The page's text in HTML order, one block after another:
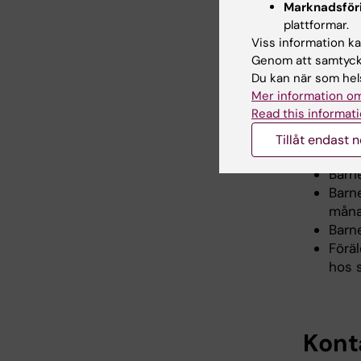
bärs
typen
mäta
nyligen
åringar i
hos
plattformar.
Viss information
Genom att
Du kan när som
Mer information
Read this
Tillåt endast